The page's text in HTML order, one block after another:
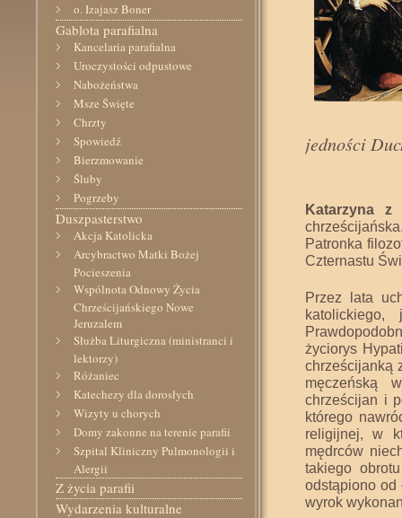
jedności
Katarzyna z
Patronka
Czternastu
Przez lata
katolickiego,
życiorys
chrześcijanką
męczeńską
chrześcijan i
którego
religijnej, w
mędrców
takiego
odstąpiono od
wyrok
o. Izajasz Boner
Gablota parafialna
Kancelaria parafialna
Uroczystości odpustowe
Nabożeństwa
Msze Święte
Chrzty
Spowiedź
Bierzmowanie
Śluby
Pogrzeby
Duszpasterstwo
Akcja Katolicka
Arcybractwo Matki Bożej
Pocieszenia
Wspólnota Odnowy Życia
Chrześcijańskiego Nowe
Jeruzalem
Służba Liturgiczna (ministranci i
lektorzy)
Różaniec
Katechezy dla dorosłych
Wizyty u chorych
Domy zakonne na terenie parafii
Szpital Kliniczny Pulmonologii i
Alergii
Z życia parafii
Wydarzenia kulturalne